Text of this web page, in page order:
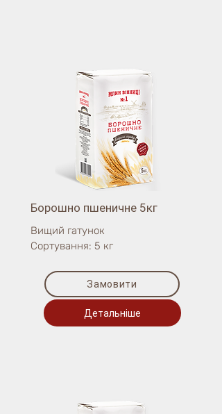
Борошно пшеничне 5кг
Вищий гатунок
Сортування: 5 кг
Замовити
Детальніше